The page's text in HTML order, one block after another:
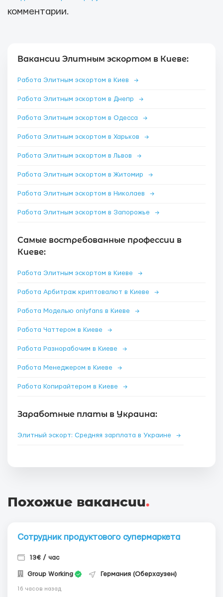
комментарии.
Вакансии Элитным эскортом в Киеве:
Работа Элитным эскортом в Киев →
Работа Элитным эскортом в Днепр →
Работа Элитным эскортом в Одесса →
Работа Элитным эскортом в Харьков →
Работа Элитным эскортом в Львов →
Работа Элитным эскортом в Житомир →
Работа Элитным эскортом в Николаев →
Работа Элитным эскортом в Запорожье →
Самые востребованные профессии в
Киеве:
Работа Элитным эскортом в Киеве →
Работа Арбитраж криптовалют в Киеве →
Работа Моделью onlyfans в Киеве →
Работа Чаттером в Киеве →
Работа Разнорабочим в Киеве →
Работа Менеджером в Киеве →
Работа Копирайтером в Киеве →
Заработные платы в Украина:
Элитный эскорт: Средняя зарплата в Украине →
Похожие вакансии.
Сотрудник продуктового супермаркета
13€ / час
Group Working Германия (Оберхаузен)
16 часов назад